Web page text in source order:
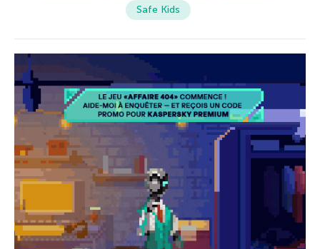
Safe Kids